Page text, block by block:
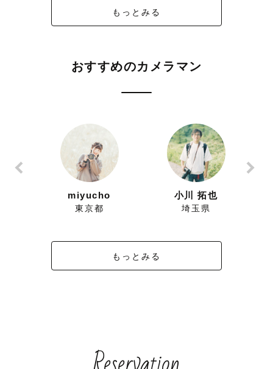
もっとみる
おすすめのカメラマン
miyucho
東京都
小川 拓也
埼玉県
もっとみる